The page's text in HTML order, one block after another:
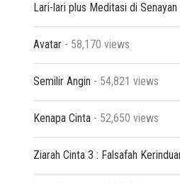
Lari-lari plus Meditasi di Senayan
Avatar - 58,170 views
Semilir Angin - 54,821 views
Kenapa Cinta - 52,650 views
Ziarah Cinta 3 : Falsafah